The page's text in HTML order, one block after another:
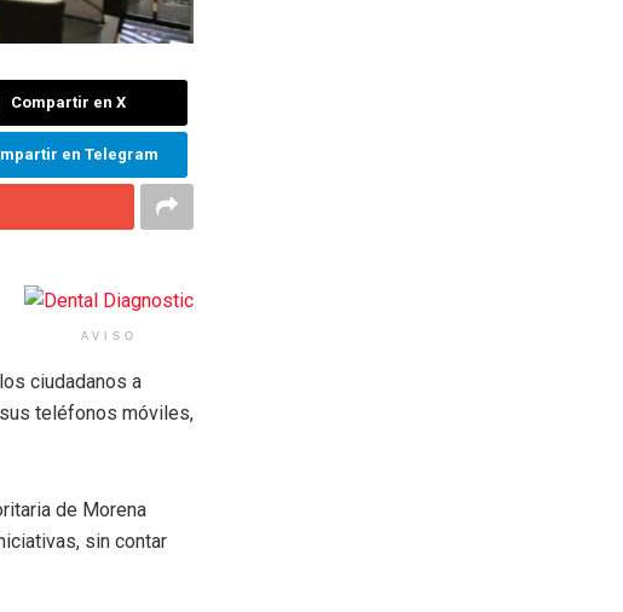
Compartir en X
en Telegram
AVISO
ciudadanos a
teléfonos móviles,
de Morena
sin contar